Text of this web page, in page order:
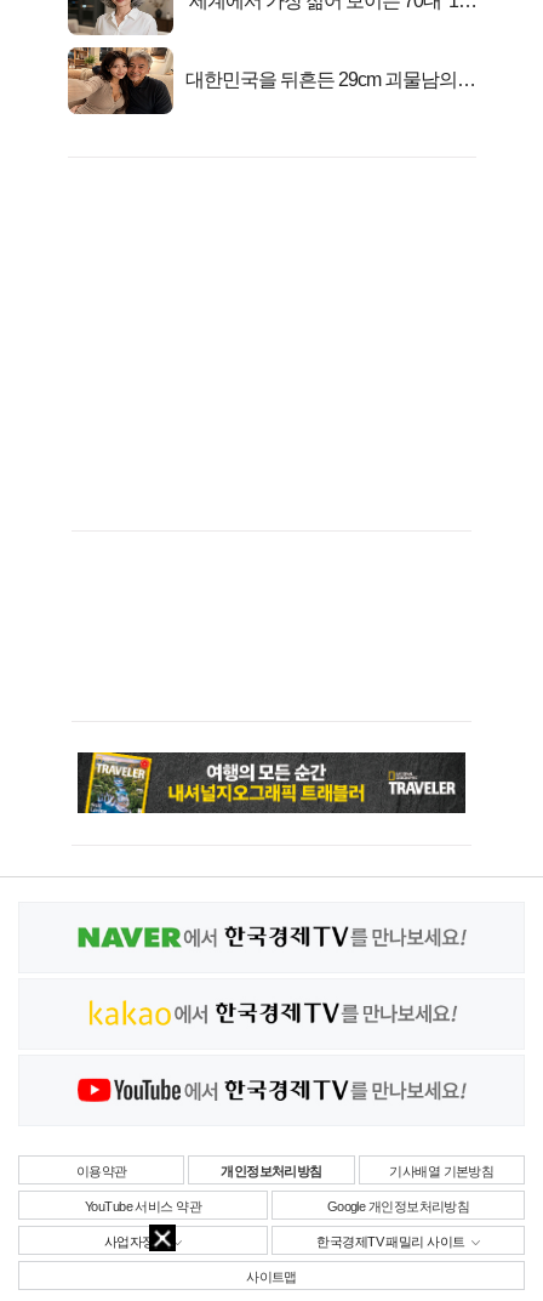
대한민국을 뒤흔든 29cm 괴물남의
이용약관 개인정보처리방침 기사배열 기본방침
YouTube 서비스 약관 Google 개인정보처리방침
사업자정보 한국경제TV 패밀리 사이트
사이트맵